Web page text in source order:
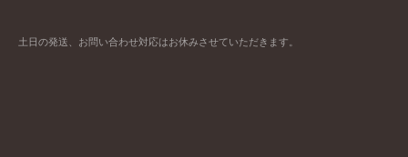
土日の発送、お問い合わせ対応はお休みさせていただきます。